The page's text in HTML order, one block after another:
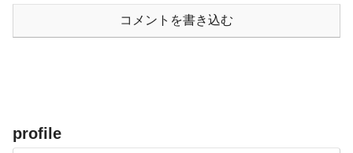
コメントを書き込む
profile